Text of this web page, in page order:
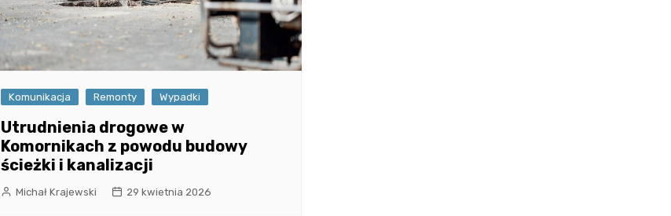
Komunikacja Remonty Wypadki
Utrudnienia drogowe w
Komornikach z powodu budowy
ścieżki i kanalizacji
Michał Krajewski 29 kwietnia 2026